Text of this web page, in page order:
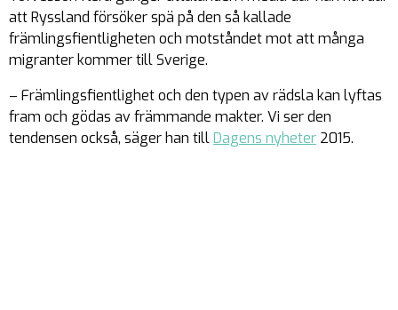
att Ryssland försöker spä på den så kallade
främlingsfientligheten och motståndet mot att många
migranter kommer till Sverige.
– Främlingsfientlighet och den typen av rädsla kan lyftas
fram och gödas av främmande makter. Vi ser den
tendensen också, säger han tillDagens nyheter 2015.